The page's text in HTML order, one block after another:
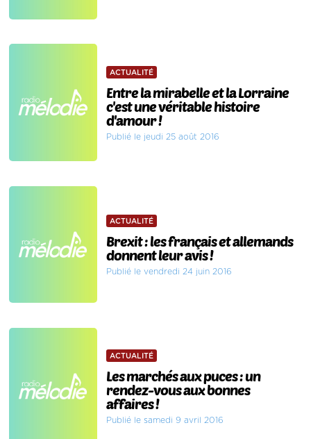
ACTUALITÉ
Entre la mirabelle et la Lorraine
c'est une véritable histoire
d'amour !
Publié le jeudi 25 août 2016
ACTUALITÉ
Brexit : les français et allemands
donnent leur avis !
Publié le vendredi 24 juin 2016
ACTUALITÉ
Les marchés aux puces : un
rendez-vous aux bonnes
affaires !
Publié le samedi 9 avril 2016